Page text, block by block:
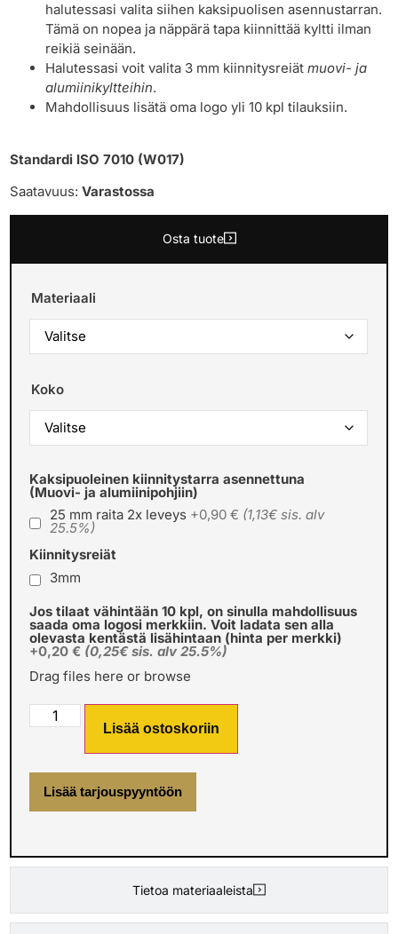
halutessasi valita siihen kaksipuolisen asennustarran.
Tämä on nopea ja näppärä tapa kiinnittää kyltti ilman
reikiä seinään.
Halutessasi voit valita 3 mm kiinnitysreiätmuovi- ja
alumiinikyltteihin.
Mahdollisuus lisätä oma logo yli 10 kpl tilauksiin.
Standardi ISO 7010 (W017)
Saatavuus:Varastossa
Osta tuote
Tietoa materiaaleista
Materiaali
Koko
Kaksipuoleinen kiinnitystarra asennettuna
(Muovi- ja alumiinipohjiin)
25 mm raita 2x leveys +0,90 € (1,13€ sis. alv
25.5%)
Kiinnitysreiät
3mm
Jos tilaat vähintään 10 kpl, on sinulla mahdollisuus
saada oma logosi merkkiin. Voit ladata sen alla
olevasta kentästä lisähintaan (hinta per merkki)
+0,20 € (0,25€ sis. alv 25.5%)
Drag files here or browse
Lisää ostoskoriin
Lisää tarjouspyyntöön